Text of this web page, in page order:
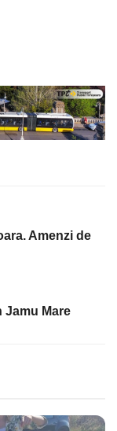
Amenzi de
Jamu Mare